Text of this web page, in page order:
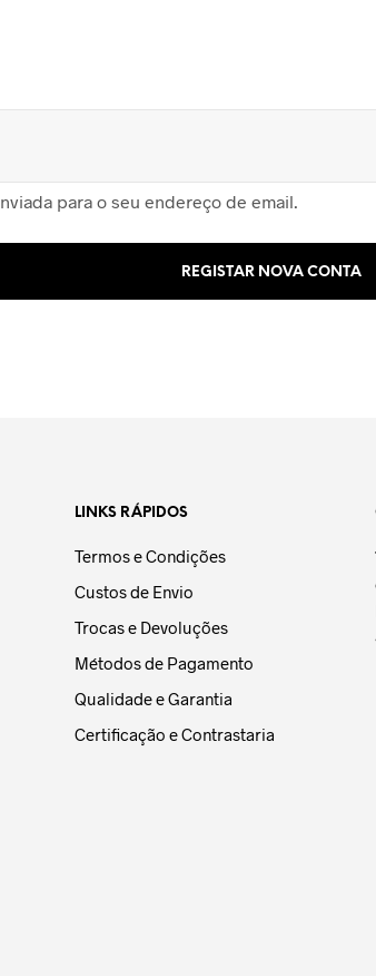
para o seu endereço de email.
REGISTAR NOVA CONTA
LINKS RÁPIDOS
Termos e Condições
Custos de Envio
Trocas e Devoluções
Métodos de Pagamento
Qualidade e Garantia
Certificação e Contrastaria